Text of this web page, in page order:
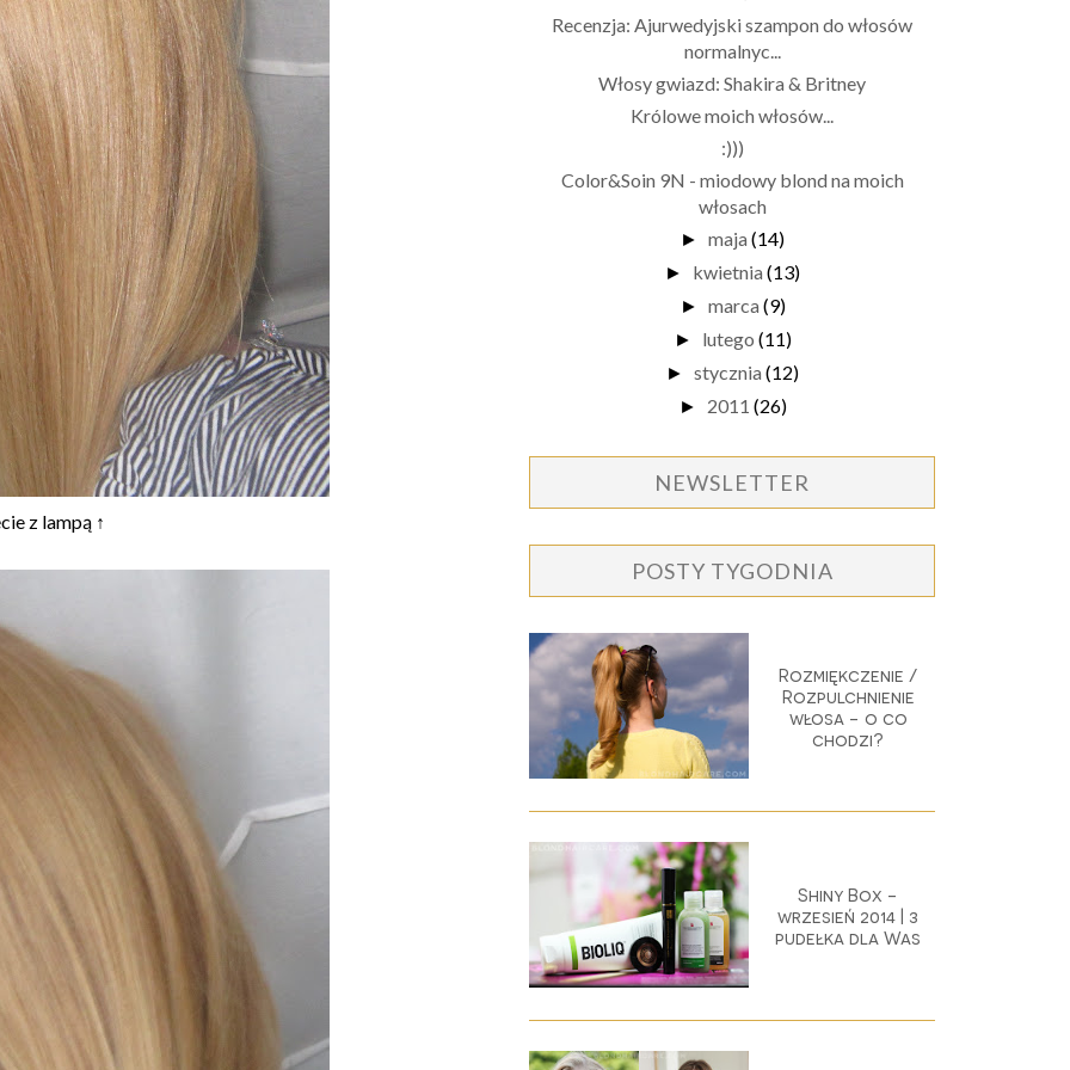
z lampą ↑
Recenzja: Ajurwedyjski szampon do włosów
normalnyc...
Włosy gwiazd: Shakira & Britney
Królowe moich włosów...
:)))
Color&Soin 9N - miodowy blond na moich
włosach
► maja (14)
► kwietnia (13)
► marca (9)
► lutego (11)
► stycznia (12)
► 2011 (26)
NEWSLETTER
POSTY TYGODNIA
Rozmiękczenie /
Rozpulchnienie
włosa - o co
chodzi?
Shiny Box -
wrzesień 2014 | 3
pudełka dla Was